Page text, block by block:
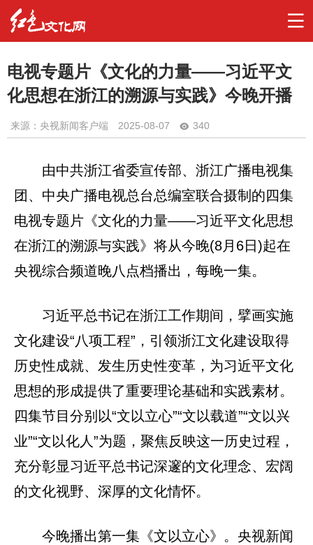
电视专题片《文化的力量——习近平文
化思想在浙江的溯源与实践》今晚开播
来源：央视新闻客户端 2025-08-07 340
由中共浙江省委宣传部、浙江广播电视集
团、中央广播电视总台总编室联合摄制的四集
电视专题片《文化的力量——习近平文化思想
在浙江的溯源与实践》将从今晚(8月6日)起在
央视综合频道晚八点档播出，每晚一集。
习近平总书记在浙江工作期间，擘画实施
文化建设“八项工程”，引领浙江文化建设取得
历史性成就、发生历史性变革，为习近平文化
思想的形成提供了重要理论基础和实践素材。
四集节目分别以“文以立心”“文以载道”“文以兴
业”“文以化人”为题，聚焦反映这一历史过程，
充分彰显习近平总书记深邃的文化理念、宏阔
的文化视野、深厚的文化情怀。
今晚播出第一集《文以立心》。央视新闻